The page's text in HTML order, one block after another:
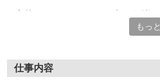
約束を守ること、きちんと連絡
また、勤務時間やシフトなど柔
もっ
仕事内容